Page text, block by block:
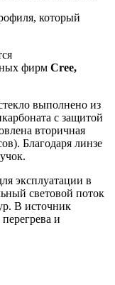
который
фирм Cree,
выполнено из
с защитой
вторичная
Благодаря линзе
эксплуатации в
световой поток
В источник
и